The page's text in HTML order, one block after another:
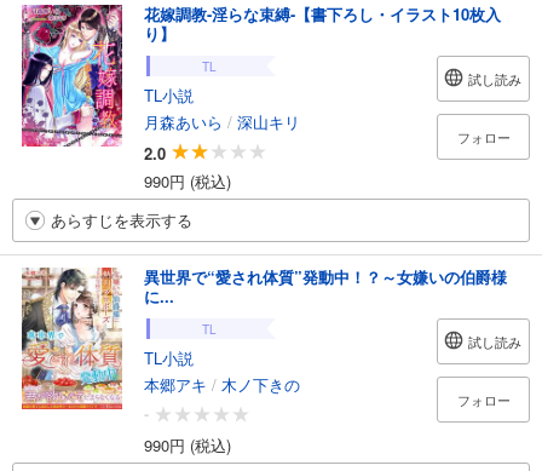
花嫁調教-淫らな束縛-【書下ろし・イラスト10枚入
り】
TL
TL小説
月森あいら / 深山キリ
2.0
990円 (税込)
試し読み
フォロー
あらすじを表示する
異世界で“愛され体質”発動中！？～女嫌いの伯爵様
に...
TL
TL小説
本郷アキ / 木ノ下きの
-
990円 (税込)
試し読み
フォロー